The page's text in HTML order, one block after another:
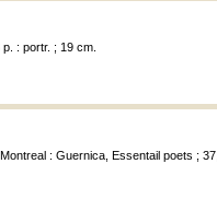
: portr. ; 19 cm.
, Montreal : Guernica, Essentail poets ; 37,